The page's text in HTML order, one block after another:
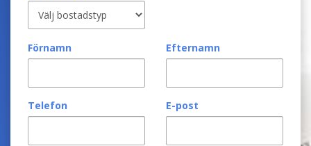
Förnamn Efternamn
Telefon E-post